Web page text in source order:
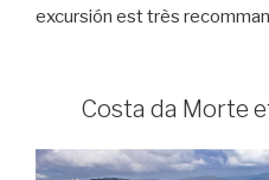
excursión est très
Costa da Morte